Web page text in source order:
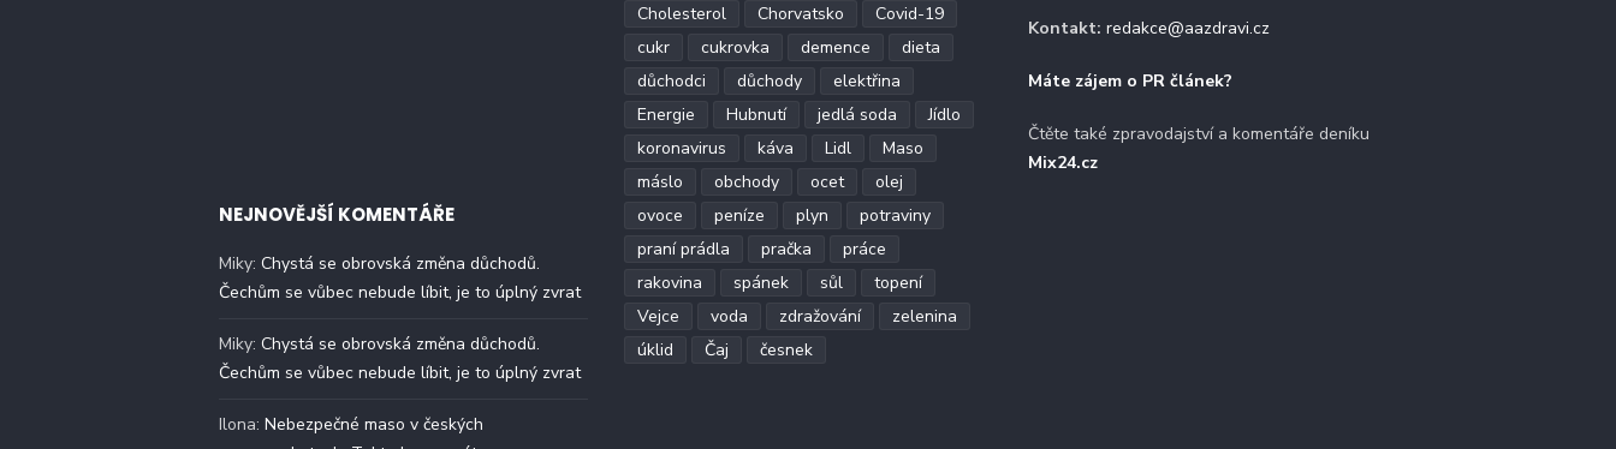
NEJNOVĚJŠÍ KOMENTÁŘE
Miky: Chystá se obrovská změna důchodů.
Čechům se vůbec nebude líbit, je to úplný zvrat
Miky: Chystá se obrovská změna důchodů.
Čechům se vůbec nebude líbit, je to úplný zvrat
Ilona: Nebezpečné maso v českých
Cholesterol
Chorvatsko
Covid-19
cukr
cukrovka demence
dieta
důchodci
důchody
elektřina
Energie
Hubnutí jedlá soda
Jídlo
koronavirus
káva Lidl
Maso
máslo
obchody ocet
olej
ovoce
peníze plyn
potraviny
praní prádla
pračka
práce
rakovina
spánek sůl
topení
Vejce
voda zdražování
zelenina
úklid
Čaj česnek
Kontakt: redakce@aazdravi.cz
Máte zájem o PR článek?
Čtěte také zpravodajství a komentáře deníku
Mix24.cz